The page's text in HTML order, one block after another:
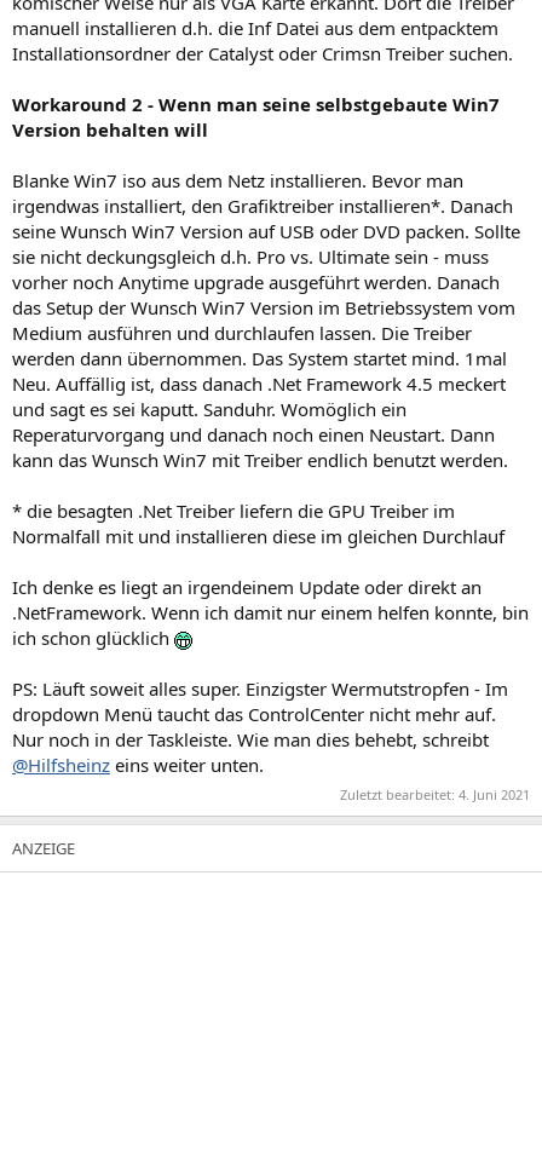
manuell installieren d.h. die Inf Datei aus dem entpacktem
Installationsordner der Catalyst oder Crimsn Treiber suchen.
Workaround 2 - Wenn man seine selbstgebaute Win7
Version behalten will
Blanke Win7 iso aus dem Netz installieren. Bevor man
irgendwas installiert, den Grafiktreiber installieren*. Danach
seine Wunsch Win7 Version auf USB oder DVD packen. Sollte
sie nicht deckungsgleich d.h. Pro vs. Ultimate sein - muss
vorher noch Anytime upgrade ausgeführt werden. Danach
das Setup der Wunsch Win7 Version im Betriebssystem vom
Medium ausführen und durchlaufen lassen. Die Treiber
werden dann übernommen. Das System startet mind. 1mal
Neu. Auffällig ist, dass danach .Net Framework 4.5 meckert
und sagt es sei kaputt. Sanduhr. Womöglich ein
Reperaturvorgang und danach noch einen Neustart. Dann
kann das Wunsch Win7 mit Treiber endlich benutzt werden.
* die besagten .Net Treiber liefern die GPU Treiber im
Normalfall mit und installieren diese im gleichen Durchlauf
Ich denke es liegt an irgendeinem Update oder direkt an
.NetFramework. Wenn ich damit nur einem helfen konnte, bin
ich schon glücklich
PS: Läuft soweit alles super. Einzigster Wermutstropfen - Im
dropdown Menü taucht das ControlCenter nicht mehr auf.
Nur noch in der Taskleiste. Wie man dies behebt, schreibt
@Hilfsheinz eins weiter unten.
Zuletzt bearbeitet: 4. Juni 2021